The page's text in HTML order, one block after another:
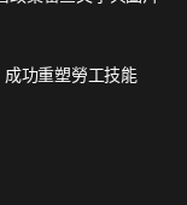
功重塑勞工技能